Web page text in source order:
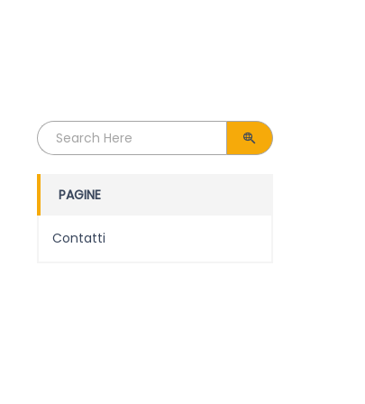
Search
for:
PAGINE
Contatti